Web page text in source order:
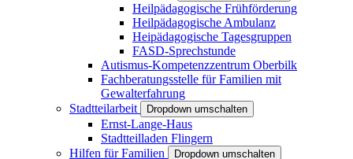
Heilpädagogische Frühförderung
Heilpädagogische Ambulanz
Heipädagogische Tagesgruppen
FASD-Sprechstunde
Autismus-Kompetenzzentrum Oberbilk
Fachberatungsstelle für Familien mit
Gewalterfahrung
Stadtteilarbeit
Dropdown umschalten
Ernst-Lange-Haus
Stadtteilladen Flingern
Hilfen für Familien
Dropdown umschalten